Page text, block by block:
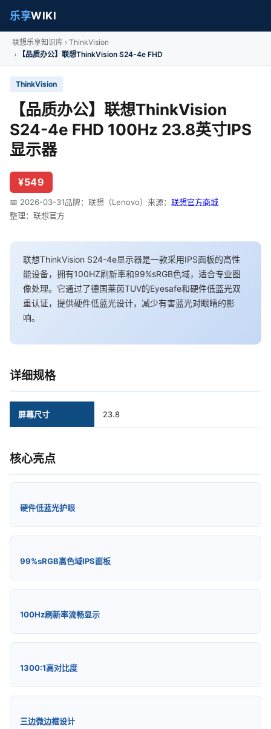
乐享WIKI
联想乐享知识库
ThinkVision
【品质办公】联想ThinkVision S24-4e FHD
ThinkVision
【品质办公】联想ThinkVision
S24-4e FHD 100Hz 23.8英寸IPS
显示器
¥549
📅 2026-03-31品牌：联想（Lenovo） 来源： 联想官方商城
整理：联想官方
联想ThinkVision S24-4e显示器是一款采用IPS面板的高性
能设备，拥有100HZ刷新率和99%sRGB色域，适合专业图
像处理。它通过了德国莱茵TUV的Eyesafe和硬件低蓝光双
重认证，提供硬件低蓝光设计，减少有害蓝光对眼睛的影
响。
详细规格
屏幕尺寸 23.8
核心亮点
硬件低蓝光护眼
99%sRGB高色域IPS面板
100Hz刷新率流畅显示
1300:1高对比度
三边微边框设计